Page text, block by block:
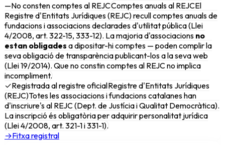
—No consten comptes al REJCComptes anuals al REJCEl
Registre d'Entitats Jurídiques (REJC) recull comptes anuals de
fundacions i associacions declarades d'utilitat pública (Llei
4/2008, art. 322-15, 333-12). La majoria d'associacions no
estan obligades a dipositar-hi comptes — poden complir la
seva obligació de transparència publicant-los a la seva web
(Llei 19/2014). Que no constin comptes al REJC no implica
incompliment.
✓Registrada al registre oficialRegistre d'Entitats Jurídiques
(REJC)Totes les associacions i fundacions catalanes han
d'inscriure's al REJC (Dept. de Justícia i Qualitat Democràtica).
La inscripció és obligatòria per adquirir personalitat jurídica
(Llei 4/2008, art. 321-1 i 331-1).
→Fitxa registral